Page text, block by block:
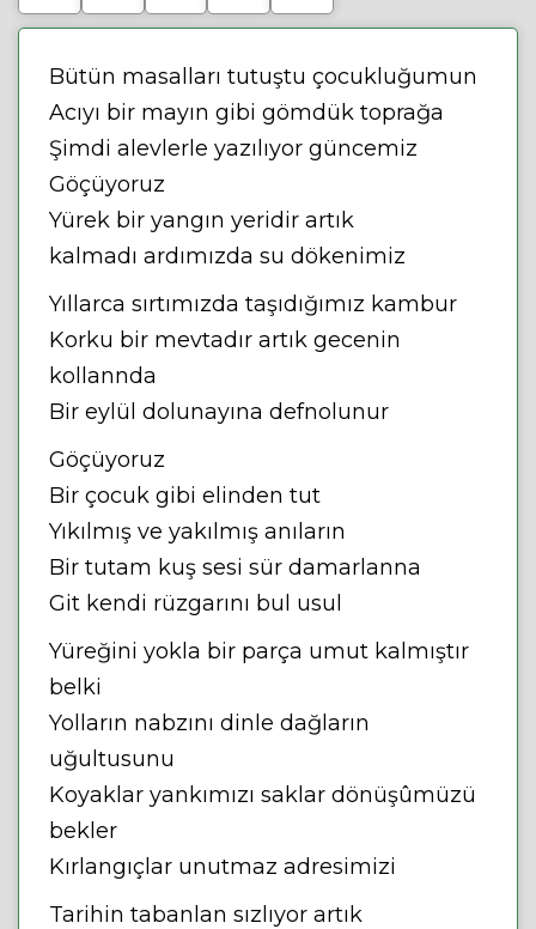
Bütün masalları tutuştu çocukluğumun
Acıyı bir mayın gibi gömdük toprağa
Şimdi alevlerle yazılıyor güncemiz
Göçüyoruz
Yürek bir yangın yeridir artık
kalmadı ardımızda su dökenimiz
Yıllarca sırtımızda taşıdığımız kambur
Korku bir mevtadır artık gecenin
kollannda
Bir eylül dolunayına defnolunur
Göçüyoruz
Bir çocuk gibi elinden tut
Yıkılmış ve yakılmış anıların
Bir tutam kuş sesi sür damarlanna
Git kendi rüzgarını bul usul
Yüreğini yokla bir parça umut kalmıştır
belki
Yolların nabzını dinle dağların
uğultusunu
Koyaklar yankımızı saklar dönüşûmüzü
bekler
Kırlangıçlar unutmaz adresimizi
Tarihin tabanlan sızlıyor artık